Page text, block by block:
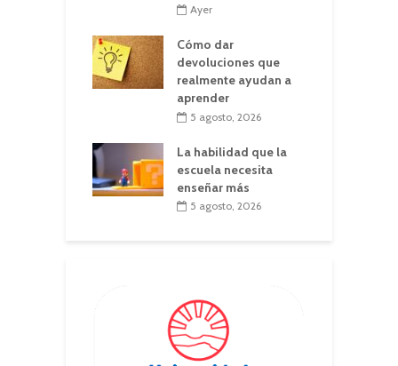
Ayer
Cómo dar
devoluciones que
realmente ayudan a
aprender
5 agosto, 2026
La habilidad que la
escuela necesita
enseñar más
5 agosto, 2026